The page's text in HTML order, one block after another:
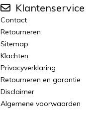
Klantenservice
Contact
Retourneren
Sitemap
Klachten
Privacyverklaring
Retourneren en garantie
Disclaimer
Algemene voorwaarden